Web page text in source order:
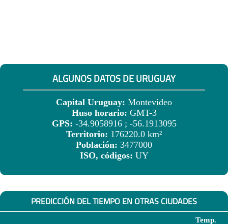
ALGUNOS DATOS DE URUGUAY
Capital Uruguay: Montevideo
Huso horario: GMT-3
GPS: -34.9058916 ; -56.1913095
Territorio: 176220.0 km²
Población: 3477000
ISO, códigos: UY
PREDICCIÓN DEL TIEMPO EN OTRAS CIUDADES
Temp.